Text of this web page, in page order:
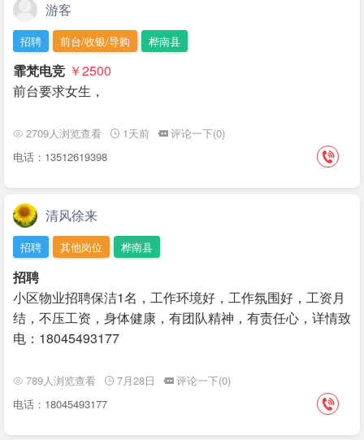
游客
招聘 前台/收银/导购 桦南县
霏梵电竞 ￥2500
前台要求女生，
2709人浏览查看 1天前
评论一下(0)
电话：13512619398
清风徐来
招聘 其他岗位 桦南县
招聘
小区物业招聘保洁1名，工作环境好，工作氛围好，工资月
结，不压工资，身体健康，有团队精神，有责任心，详情致
电：18045493177
789人浏览查看 7月28日
评论一下(0)
电话：18045493177